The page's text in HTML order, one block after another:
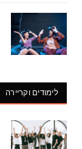
לימודים וקריירה